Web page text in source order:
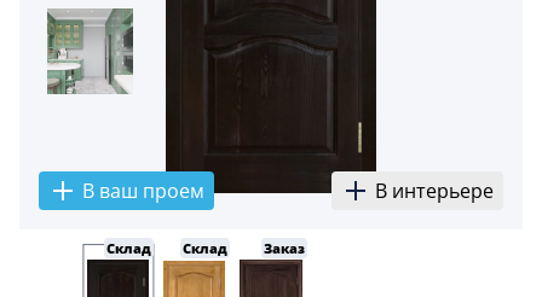
В ваш проем В интерьере
Склад Склад Заказ